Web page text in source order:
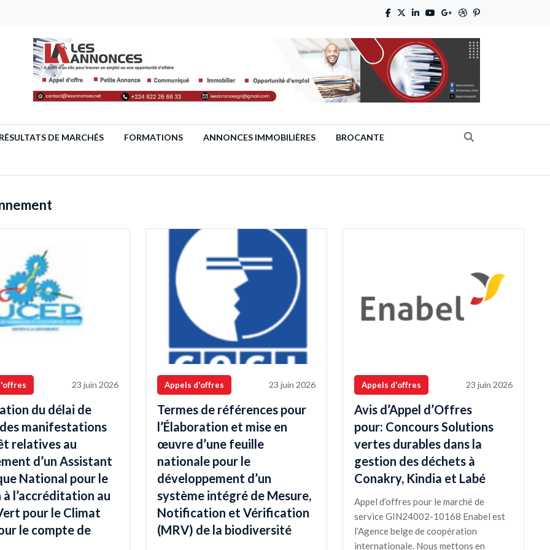
DE MARCHÉS FORMATIONS ANNONCES IMMOBILIÈRES BROCANTE
23 juin 2026
du délai de
manifestations
relatives au
d’un Assistant
National pour le
l’accréditation au
pour le Climat
le compte de
Appels d'offres 23 juin 2026
Termes de références pour
l’Élaboration et mise en
œuvre d’une feuille
nationale pour le
développement d’un
système intégré de Mesure,
Notification et Vérification
(MRV) de la biodiversité
Appels d'offres 23 juin 2026
Avis d’Appel d’Offres
pour: Concours Solutions
vertes durables dans la
gestion des déchets à
Conakry, Kindia et Labé
Appel d’offres pour le marché de
service GIN24002-10168 Enabel est
l’Agence belge de coopération
internationale. Nous mettons en